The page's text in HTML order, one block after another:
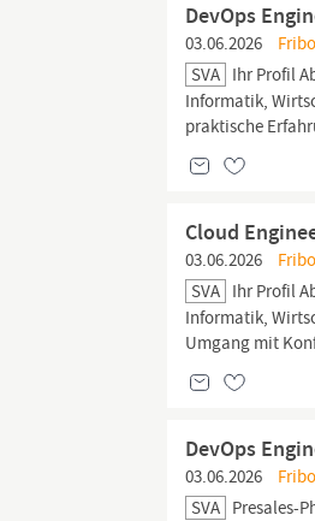
DevOps
03.06.2026
SVA Ihr Profil
Informatik,
praktische
Cloud
03.06.2026
SVA Ihr Profil
Informatik,
Umgang mit
DevOps
03.06.2026
SVA Presales-